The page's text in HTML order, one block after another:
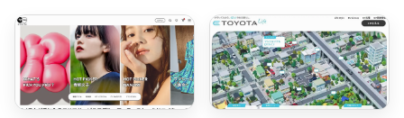
ブラック・黒・グレー
250
グリーン・緑
175
カラフル・多色
157
ブラウン・茶色
71
ピンク・桃色・桜色
59
ベージュ・白茶
44